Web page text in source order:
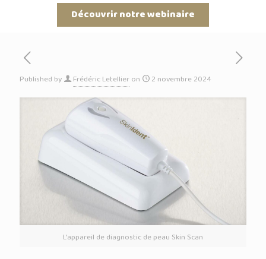
Découvrir notre webinaire
Published by Frédéric Letellieron 2 novembre 2024
L'appareil de diagnostic de peau Skin Scan